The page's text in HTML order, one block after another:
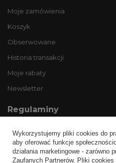
Moje zamówienia
Koszyk
Obserwowane
Historia transakcji
Moje rabaty
Newsletter
Regulaminy
Wysyłka
Sposoby płatności i prowizje
Wykorzystujemy pliki cookies do
aby oferować funkcje
działania marketingowe - zarówno
Zaufanych Partnerów. Pliki cookies